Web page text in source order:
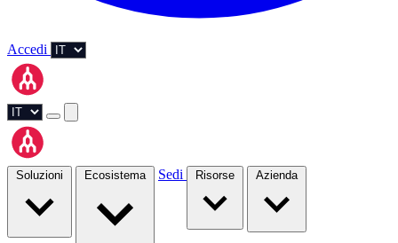
Accedi
Ecosistema Sedi Azienda